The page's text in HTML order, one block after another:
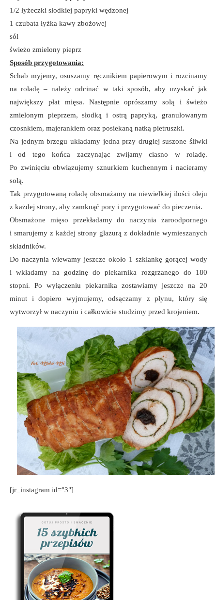
1/2 łyżeczki słodkiej papryki wędzonej
1 czubata łyżka kawy zbożowej
sól
świeżo zmielony pieprz
Sposób przygotowania:
Schab myjemy, osuszamy ręcznikiem papierowym i rozcinamy
na roladę – należy odcinać w taki sposób, aby uzyskać jak
największy płat mięsa. Następnie oprószamy solą i świeżo
zmielonym pieprzem, słodką i ostrą papryką, granulowanym
czosnkiem, majerankiem oraz posiekaną natką pietruszki.
Na jednym brzegu układamy jedna przy drugiej suszone śliwki
i od tego końca zaczynając zwijamy ciasno w roladę.
Po zwinięciu obwiązujemy sznurkiem kuchennym i nacieramy
solą.
Tak przygotowaną roladę obsmażamy na niewielkiej ilości oleju
z każdej strony, aby zamknąć pory i przygotować do pieczenia.
Obsmażone mięso przekładamy do naczynia żaroodpornego
i smarujemy z każdej strony glazurą z dokładnie wymieszanych
składników.
Do naczynia wlewamy jeszcze około 1 szklankę gorącej wody
i wkładamy na godzinę do piekarnika rozgrzanego do 180
stopni. Po wyłączeniu piekarnika zostawiamy jeszcze na 20
minut i dopiero wyjmujemy, odsączamy z płynu, który się
wytworzył w naczyniu i całkowicie studzimy przed krojeniem.
[jr_instagram id="3"]